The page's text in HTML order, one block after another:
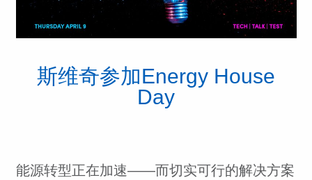
斯维奇参加Energy House
Day
能源转型正在加速——而切实可行的解决方案